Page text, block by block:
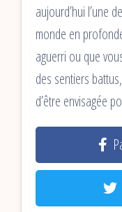
aujourd’hui l’une
monde en
aguerri ou que
des sentiers
d’être envisagée